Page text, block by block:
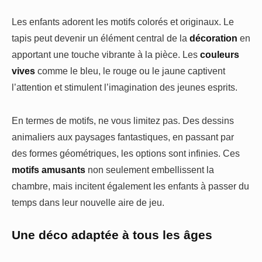
Les enfants adorent les motifs colorés et originaux. Le
tapis peut devenir un élément central de la décoration en
apportant une touche vibrante à la pièce. Les couleurs
vives comme le bleu, le rouge ou le jaune captivent
l’attention et stimulent l’imagination des jeunes esprits.
En termes de motifs, ne vous limitez pas. Des dessins
animaliers aux paysages fantastiques, en passant par
des formes géométriques, les options sont infinies. Ces
motifs amusants non seulement embellissent la
chambre, mais incitent également les enfants à passer du
temps dans leur nouvelle aire de jeu.
Une déco adaptée à tous les âges